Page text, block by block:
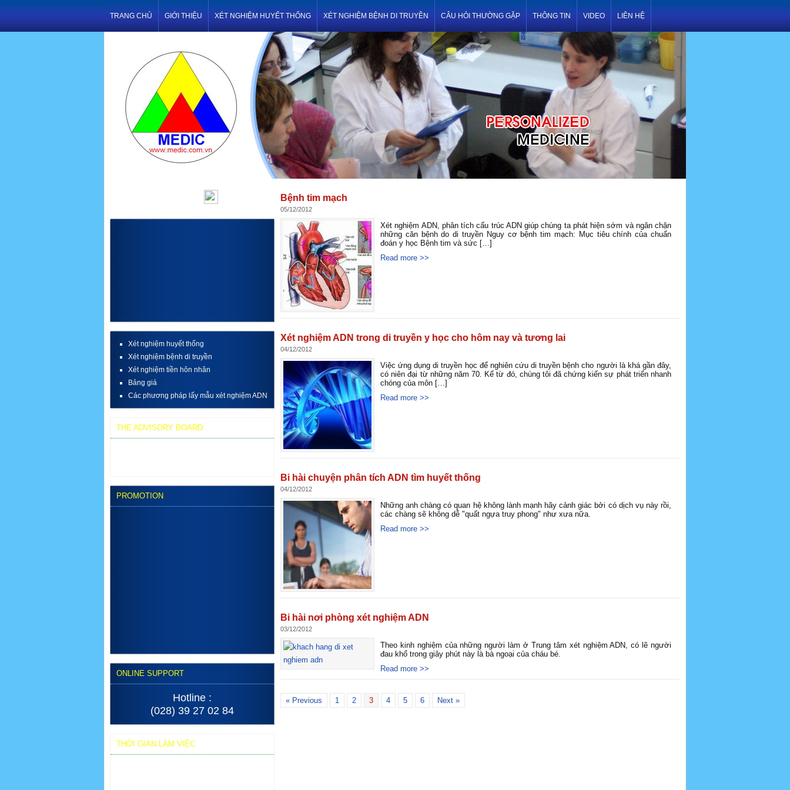
TRANG CHỦ GIỚI THIỆU XÉT NGHIỆM HUYẾT THỐNG XÉT NGHIỆM BỆNH DI TRUYỀN CÂU HỎI THƯỜNG GẶP THÔNG TIN VIDEO LIÊN HỆ
Bệnh tim mạch
05/12/2012
Xét nghiệm ADN, phân tích cấu trúc ADN giúp chúng ta phát hiện sớm và ngăn chặn
những căn bệnh do di truyền Nguy cơ bệnh tim mạch: Mục tiêu chính của chuẩn
đoán y học Bệnh tim và sức […]
Read more >>
Xét nghiệm ADN trong di truyền y học cho hôm nay và tương lai
04/12/2012
Việc ứng dụng di truyền học để nghiên cứu di truyền bệnh cho người là khá gần đây,
có niên đại từ những năm 70. Kể từ đó, chúng tôi đã chứng kiến sự phát triển nhanh
chóng của môn […]
Read more >>
Bi hài chuyện phân tích ADN tìm huyết thống
04/12/2012
Những anh chàng có quan hệ không lành mạnh hãy cảnh giác bởi có dịch vụ này rồi,
các chàng sẽ không dễ "quất ngựa truy phong" như xưa nữa.
Read more >>
Bi hài nơi phòng xét nghiệm ADN
03/12/2012
Theo kinh nghiệm của những người làm ở Trung tâm xét nghiệm ADN, có lẽ người
đau khổ trong giây phút này là bà ngoại của cháu bé.
Read more >>
« Previous 1 2 3 4 5 6 Next »
Xét nghiệm huyết thống
Xét nghiệm bệnh di truyền
Xét nghiệm tiền hôn nhân
Bảng giá
Các phương pháp lấy mẫu xét nghiệm ADN
THE ADVISORY BOARD
PROMOTION
ONLINE SUPPORT
Hotline :
(028) 39 27 02 84
THỜI GIAN LÀM VIỆC